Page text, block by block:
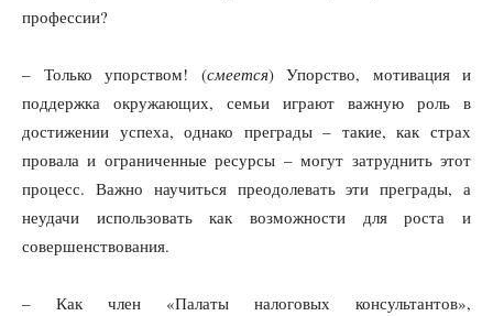
профессии?
– Только упорством! (смеется) Упорство, мотивация и
поддержка окружающих, семьи играют важную роль в
достижении успеха, однако преграды – такие, как страх
провала и ограниченные ресурсы – могут затруднить этот
процесс. Важно научиться преодолевать эти преграды, а
неудачи использовать как возможности для роста и
совершенствования.
– Как член «Палаты налоговых консультантов»,